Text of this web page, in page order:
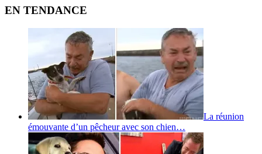
EN TENDANCE
La réunion
émouvante d’un pêcheur avec son chien…